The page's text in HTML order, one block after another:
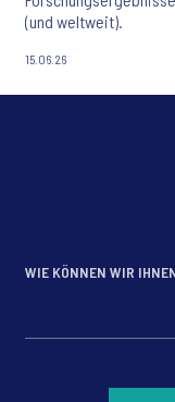
(und weltweit).
15.06.26
WIE KÖNNEN WIR